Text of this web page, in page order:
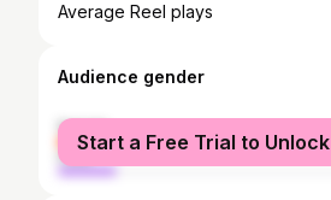
Average Reel plays
Audience gender
female
male
Start a Free Trial to Unlock